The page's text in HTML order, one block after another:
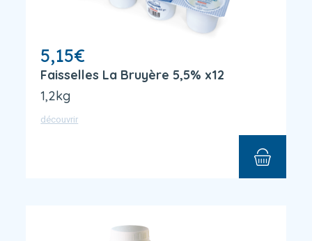
5,15€
Faisselles La Bruyère 5,5% x12
1,2kg
découvrir